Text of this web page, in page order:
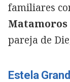
familiares
Matamoros
pareja de
Estela